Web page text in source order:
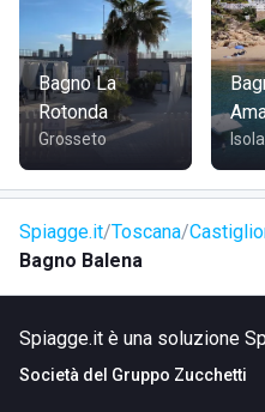
Lo stabilimento balneare si
Castiglione della Pescaia, in
nei pressi del Lungomare di
fiume Bruna, è servita da
COME RAGGIUNGERE IL
Bagno La
Rotonda
Grosseto
Spiagge.it Toscana
Bagno Balena
Spiagge.it è una soluzione
Società del Gruppo Zucchetti